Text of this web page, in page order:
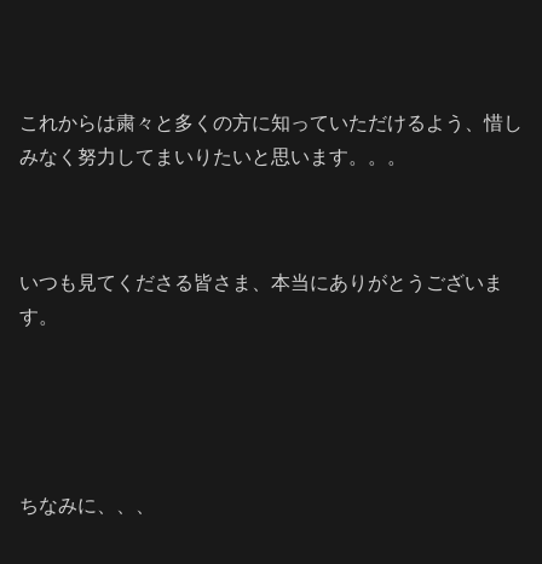
これからは粛々と多くの方に知っていただけるよう、惜し
みなく努力してまいりたいと思います。。。
いつも見てくださる皆さま、本当にありがとうございま
す。
ちなみに、、、